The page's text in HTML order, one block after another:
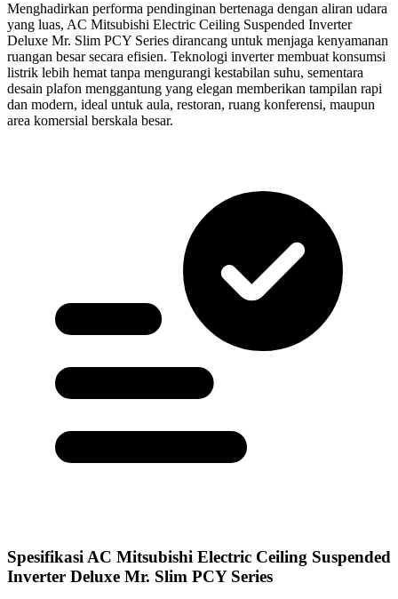
Menghadirkan performa pendinginan bertenaga dengan aliran udara
yang luas, AC Mitsubishi Electric Ceiling Suspended Inverter
Deluxe Mr. Slim PCY Series dirancang untuk menjaga kenyamanan
ruangan besar secara efisien. Teknologi inverter membuat konsumsi
listrik lebih hemat tanpa mengurangi kestabilan suhu, sementara
desain plafon menggantung yang elegan memberikan tampilan rapi
dan modern, ideal untuk aula, restoran, ruang konferensi, maupun
area komersial berskala besar.
Spesifikasi AC Mitsubishi Electric Ceiling Suspended
Inverter Deluxe Mr. Slim PCY Series